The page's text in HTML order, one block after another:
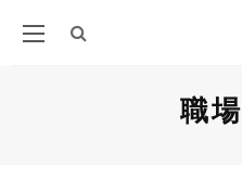
職